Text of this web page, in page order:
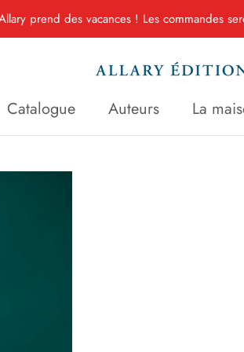
prend des vacances ! Les commandes
Catalogue
Catalogue
Auteurs La